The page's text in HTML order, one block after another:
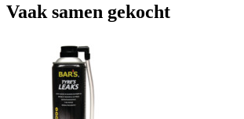
Vaak samen gekocht